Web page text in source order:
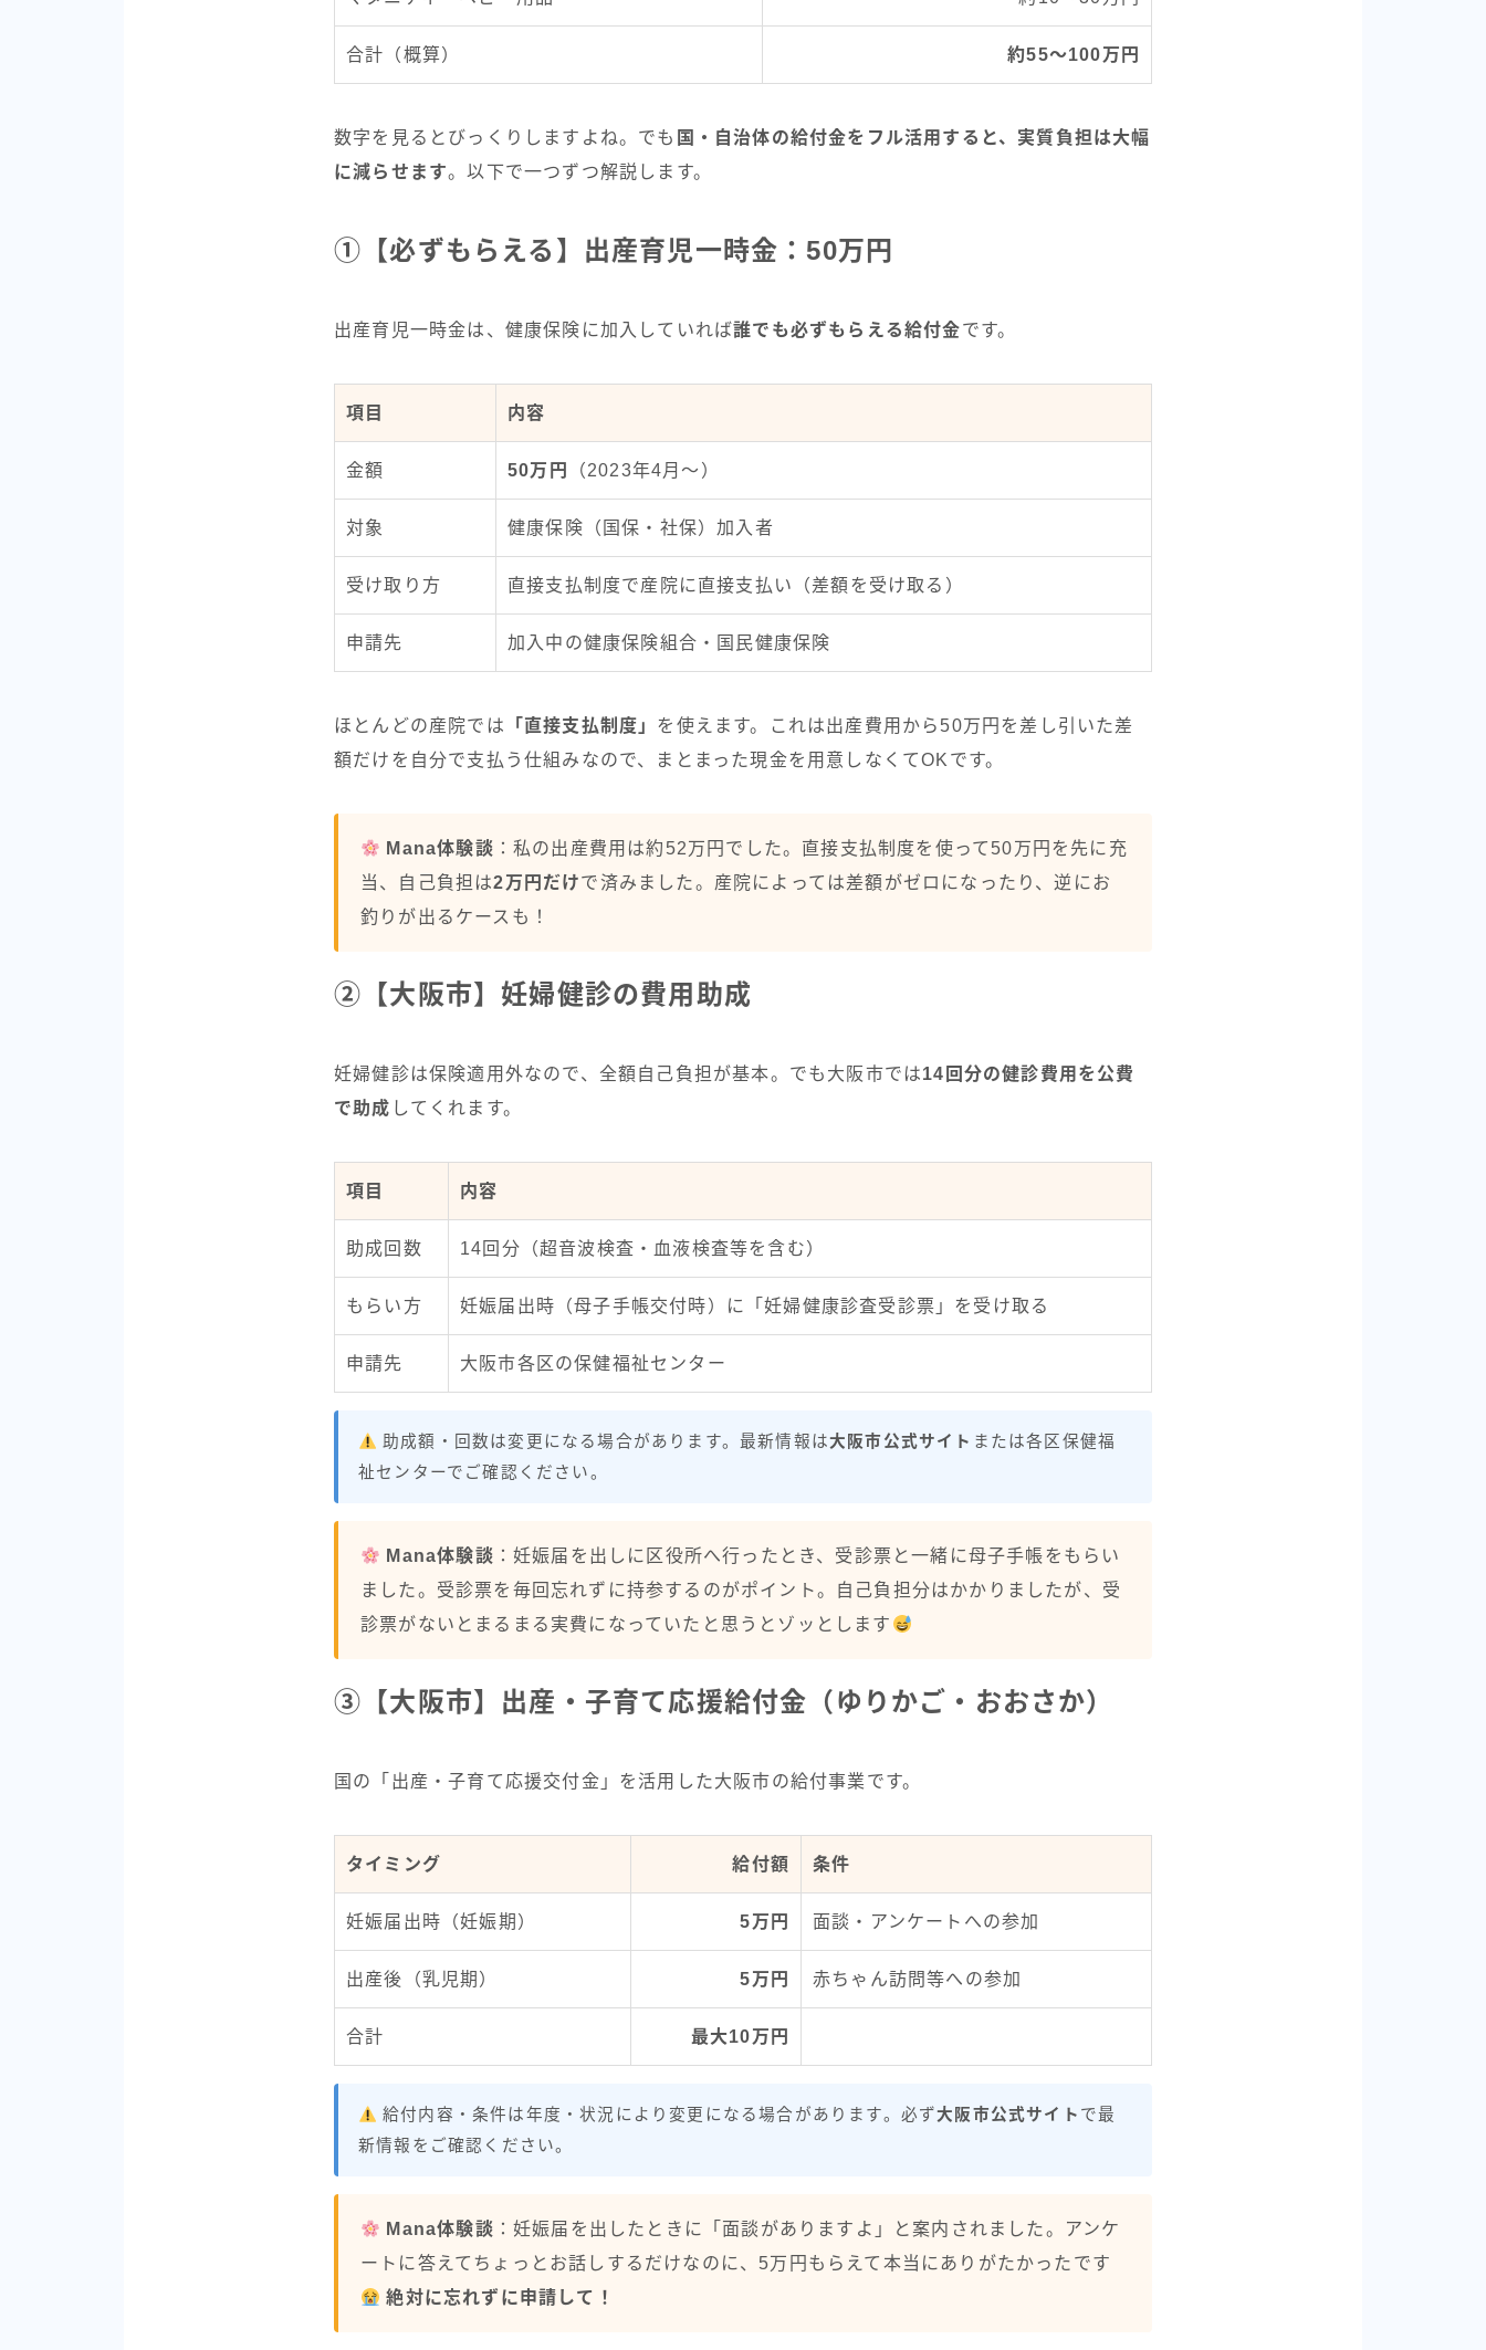
合計（概算） 約55〜100万円
数字を見るとびっくりしますよね。でも 国・自治体の給付金をフル活用すると、実質負担は大幅
に減らせます。以下で一つずつ解説します。
①【必ずもらえる】出産育児一時金：50万円
出産育児一時金は、健康保険に加入していれば誰でも必ずもらえる給付金です。
項目 内容
金額 50万円 （2023年4月〜）
対象 健康保険（国保・社保）加入者
受け取り方 直接支払制度で産院に直接支払い（差額を受け取る）
申請先 加入中の健康保険組合・国民健康保険
ほとんどの産院では 「直接支払制度」 を使えます。これは出産費用から50万円を差し引いた差
額だけを自分で支払う仕組みなので、まとまった現金を用意しなくてOKです。
Mana体験談 ：私の出産費用は約52万円でした。直接支払制度を使って50万円を先に充
当、自己負担は2万円だけで済みました。産院によっては差額がゼロになったり、逆にお
釣りが出るケースも！
②【大阪市】妊婦健診の費用助成
妊婦健診は保険適用外なので、全額自己負担が基本。でも大阪市では14回分の健診費用を公費
で助成 してくれます。
項目 内容
助成回数 14回分（超音波検査・血液検査等を含む）
もらい方 妊娠届出時（母子手帳交付時）に「妊婦健康診査受診票」を受け取る
申請先 大阪市各区の保健福祉センター
助成額・回数は変更になる場合があります。最新情報は大阪市公式サイト または各区保健福
祉センターでご確認ください。
Mana体験談 ：妊娠届を出しに区役所へ行ったとき、受診票と一緒に母子手帳をもらい
ました。受診票を毎回忘れずに持参するのがポイント。自己負担分はかかりましたが、受
診票がないとまるまる実費になっていたと思うとゾッとします
③【大阪市】出産・子育て応援給付金（ゆりかご・おおさか）
国の「出産・子育て応援交付金」を活用した大阪市の給付事業です。
タイミング 給付額 条件
妊娠届出時（妊娠期） 5万円 面談・アンケートへの参加
出産後（乳児期） 5万円 赤ちゃん訪問等への参加
合計 最大10万円
給付内容・条件は年度・状況により変更になる場合があります。必ず大阪市公式サイト で最
新情報をご確認ください。
Mana体験談 ：妊娠届を出したときに「面談がありますよ」と案内されました。アンケ
ートに答えてちょっとお話しするだけなのに、5万円もらえて本当にありがたかったです
絶対に忘れずに申請して！